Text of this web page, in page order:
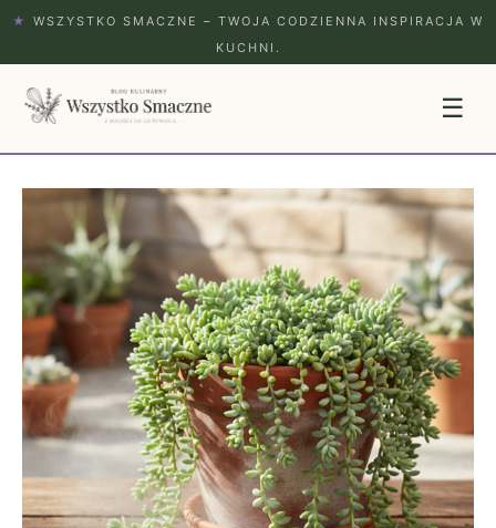
★
WSZYSTKO SMACZNE – TWOJA CODZIENNA INSPIRACJA W
KUCHNI.
☰